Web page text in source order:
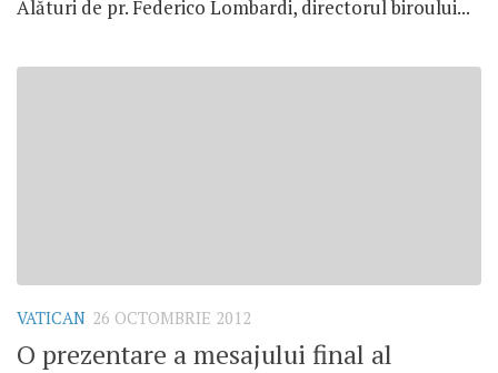
Alături de pr. Federico Lombardi, directorul biroului...
VATICAN 26 OCTOMBRIE 2012
O prezentare a mesajului final al